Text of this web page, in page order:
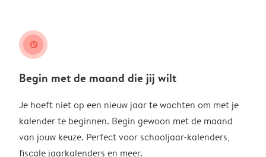
clock
Begin met de maand die jij wilt
Je hoeft niet op een nieuw jaar te wachten om met je
kalender te beginnen. Begin gewoon met de maand
van jouw keuze. Perfect voor schooljaar-kalenders,
fiscale jaarkalenders en meer.